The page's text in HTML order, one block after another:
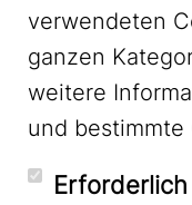
LinkedIn
YouTube
verwendeten
ganzen
weitere
und bestimmte
Erforderlich